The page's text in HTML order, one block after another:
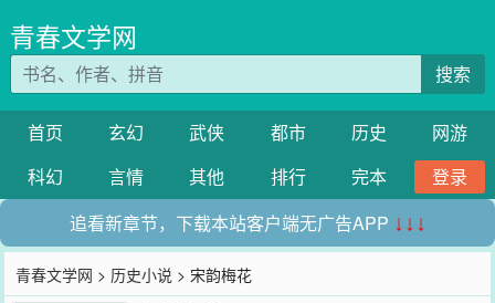
青春文学网
搜索
首页 玄幻 武侠 都市 历史
网游
科幻
言情 其他 排行 完本
登录
追看新章节，下载本站客户端无广告APP ↓↓↓
青春文学网 > 历史小说 > 宋韵梅花